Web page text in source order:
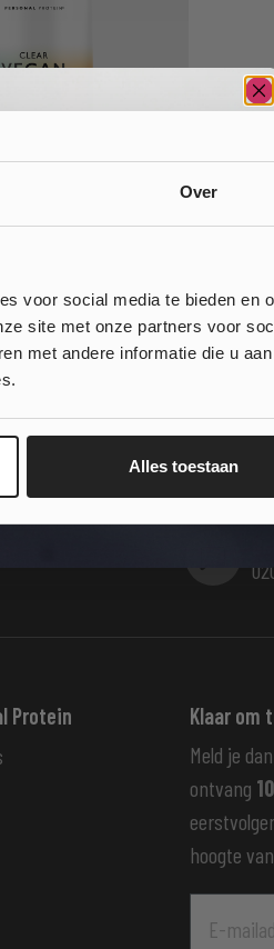
Over
voor social media te bieden en
site met onze partners voor
met andere informatie die u
Alles toestaan
uit erwten
Protein
Klaar om
Meld je
ontvang
hoogte